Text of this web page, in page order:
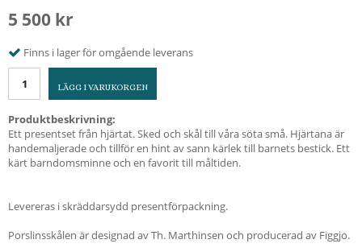
5 500 kr
Finns i lager för omgående leverans
LÄGG I VARUKORGEN
Produktbeskrivning:
Ett presentset från hjärtat. Sked och skål till våra söta små. Hjärtana är
handemaljerade och tillför en hint av sann kärlek till barnets bestick. Ett
kärt barndomsminne och en favorit till måltiden.
Levereras i skräddarsydd presentförpackning.
Porslinsskålen är designad av Th. Marthinsen och producerad av Figgjo.